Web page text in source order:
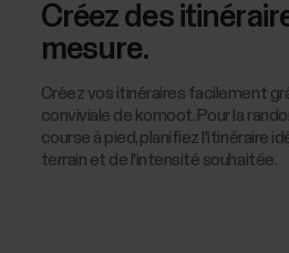
Créez des
mesure.
Créez vos itinéraires facilement
conviviale de komoot. Pour la
course à pied, planifiez l'itinéraire
terrain et de l'intensité souhaitée.